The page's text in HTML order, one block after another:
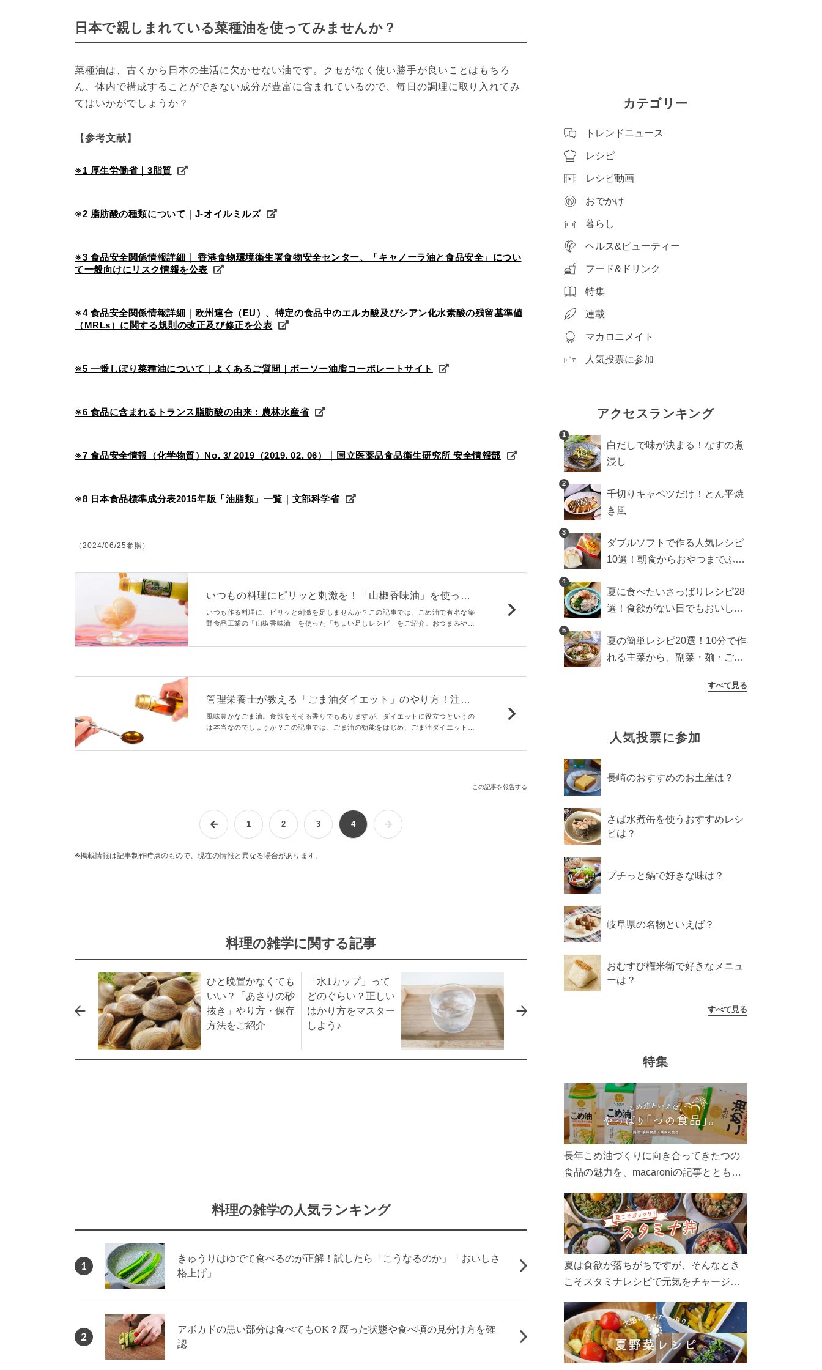
日本で親しまれている菜種油を使ってみませんか？
菜種油は、古くから日本の生活に欠かせない油です。クセがなく使い勝手が良いことはもちろ
ん、体内で構成することができない成分が豊富に含まれているので、毎日の調理に取り入れてみ
てはいかがでしょうか？
【参考文献】
※1 厚生労働省｜3脂質
※2 脂肪酸の種類について｜J-オイルミルズ
※3 食品安全関係情報詳細｜ 香港食物環境衛生署食物安全センター、「キャノーラ油と食品安全」につい
て一般向けにリスク情報を公表
※4 食品安全関係情報詳細｜欧州連合（EU）、特定の食品中のエルカ酸及びシアン化水素酸の残留基準値
（MRLs）に関する規則の改正及び修正を公表
※5 一番しぼり菜種油について｜よくあるご質問｜ボーソー油脂コーポレートサイト
※6 食品に含まれるトランス脂肪酸の由来：農林水産省
※7 食品安全情報（化学物質）No. 3/ 2019（2019. 02. 06）｜国立医薬品食品衛生研究所 安全情報部
※8 日本食品標準成分表2015年版「油脂類」一覧｜文部科学省
（2024/06/25参照）
いつもの料理にピリッと刺激を！「山椒香味油」を使った
ちょい足しレシピ
いつも作る料理に、ピリッと刺激を足しませんか？この記事では、こめ油で有名な築
野食品工業の「山椒香味油」を使った「ちょい足しレシピ」をご紹介。おつまみやデ
らにおいしく、ピリッとした刺激と香りを味わえます♪
管理栄養士が教える「ごま油ダイエット」のやり方！注意
点やおすすめレシピも紹介
風味豊かなごま油。食欲をそそる香りでもありますが、ダイエットに役立つというの
は本当なのでしょうか？この記事では、ごま油の効能をはじめ、ごま油ダイエットの
られるごま油レシピも必見です。
この記事を報告する
1 2 3 4
※掲載情報は記事制作時点のもので、現在の情報と異なる場合があります。
料理の雑学に関する記事
ひと晩置かなくても
いい？「あさりの砂
抜き」やり方・保存
方法をご紹介
「水1カップ」って
どのぐらい？正しい
はかり方をマスター
しよう♪
料理の雑学の人気ランキング
1
きゅうりはゆでて食べるのが正解！試したら「こうなるのか」「おいしさ
格上げ」
2
アボカドの黒い部分は食べてもOK？腐った状態や食べ頃の見分け方を確
認
カテゴリー
トレンドニュース
レシピ
レシピ動画
おでかけ
暮らし
ヘルス&ビューティー
フード&ドリンク
特集
連載
マカロニメイト
人気投票に参加
アクセスランキング
1
白だしで味が決まる！なすの煮
浸し
2
千切りキャベツだけ！とん平焼
き風
3
ダブルソフトで作る人気レシピ
10選！朝食からおやつまでふん
4
夏に食べたいさっぱりレシピ28
選！食欲がない日でもおいしい
5
夏の簡単レシピ20選！10分で作
れる主菜から、副菜・麺・ごは
すべて見る
人気投票に参加
長崎のおすすめのお土産は？
さば水煮缶を使うおすすめレシ
ピは？
プチっと鍋で好きな味は？
岐阜県の名物といえば？
おむすび権米衛で好きなメニュ
ーは？
すべて見る
特集
長年こめ油づくりに向き合ってきたつの
食品の魅力を、macaroniの記事とともに
ん、製造現場や品質へのこだわりまで。
こめ油をもっと好きになるコンテンツを
ぜひお楽しみください。
夏は食欲が落ちがちですが、そんなとき
こそスタミナレシピで元気をチャージ！
リ食べて、夏バテを吹き飛ばしましょ
う！